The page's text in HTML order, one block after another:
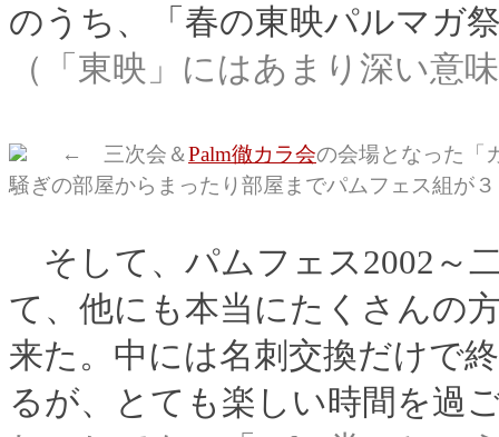
のうち、「春の東映パルマガ
（「東映」にはあまり深い意
← 三次会＆Palm徹カラ会の会場となった「
騒ぎの部屋からまったり部屋までパムフェス組が
そして、パムフェス2002～
て、他にも本当にたくさんの
来た。中には名刺交換だけで
るが、とても楽しい時間を過